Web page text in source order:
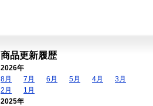
商品更新履歴
2026年
8月
7月 6月 5月 4月
3月
2月
1月
2025年